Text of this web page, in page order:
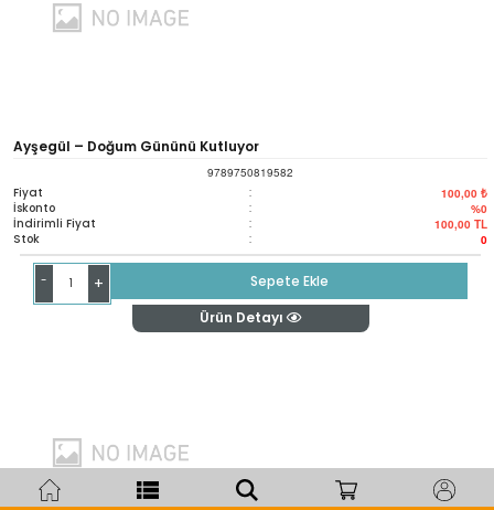
Ayşegül – Doğum Gününü Kutluyor
9789750819582
Fiyat : 100,00 ₺
İskonto : %0
İndirimli Fiyat : 100,00 TL
Stok : 0
- +
Sepete Ekle
Ürün Detayı